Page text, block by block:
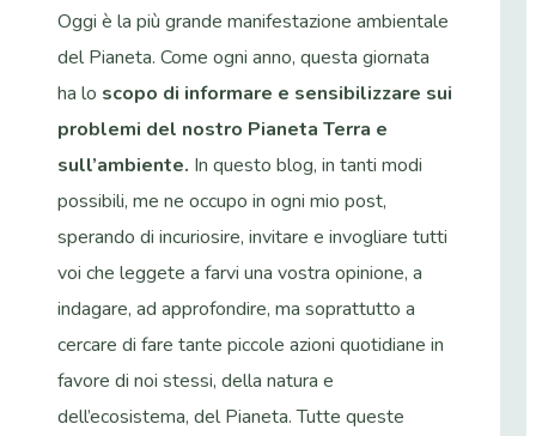
Oggi è la più grande manifestazione ambientale
del Pianeta. Come ogni anno, questa giornata
ha lo scopo di informare e sensibilizzare sui
problemi del nostro Pianeta Terra e
sull’ambiente. In questo blog, in tanti modi
possibili, me ne occupo in ogni mio post,
sperando di incuriosire, invitare e invogliare tutti
voi che leggete a farvi una vostra opinione, a
indagare, ad approfondire, ma soprattutto a
cercare di fare tante piccole azioni quotidiane in
favore di noi stessi, della natura e
dell’ecosistema, del Pianeta. Tutte queste